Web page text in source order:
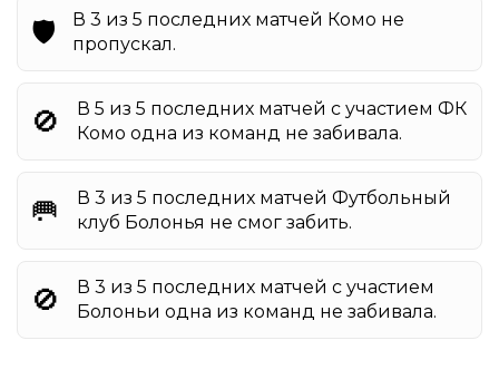
🛡️
В 3 из 5 последних матчей Комо не
пропускал.
🚫
В 5 из 5 последних матчей с участием ФК
Комо одна из команд не забивала.
🥅
В 3 из 5 последних матчей Футбольный
клуб Болонья не смог забить.
🚫
В 3 из 5 последних матчей с участием
Болоньи одна из команд не забивала.